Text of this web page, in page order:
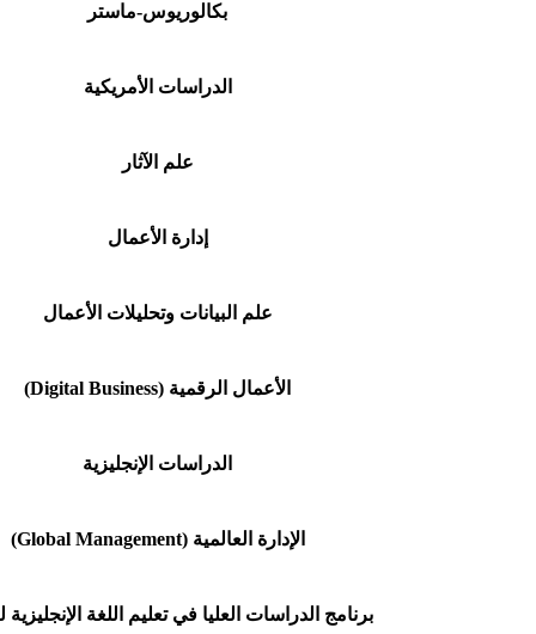
بكالوريوس-ماستر
الدراسات الأمريكية
علم الآثار
إدارة الأعمال
علم البيانات وتحليلات الأعمال
الأعمال الرقمية (Digital Business)
الدراسات الإنجليزية
الإدارة العالمية (Global Management)
برنامج الدراسات العليا في تعليم اللغة الإنجليزية